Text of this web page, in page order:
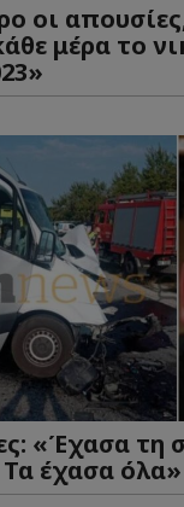
οι
μέρα το
«Έχασα τη
έχασα όλα»